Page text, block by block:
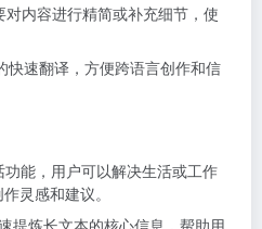
对内容进行精简或补充细节，使
快速翻译，方便跨语言创作和信
功能，用户可以解决生活或工作
灵感和建议。
提炼长文本的核心信息，帮助用